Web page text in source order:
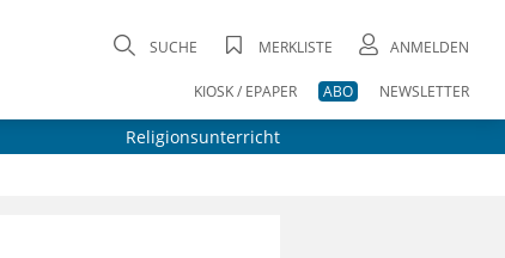
SUCHE MERKLISTE ANMELDEN
KIOSK / EPAPER ABO NEWSLETTER
Religionsunterricht